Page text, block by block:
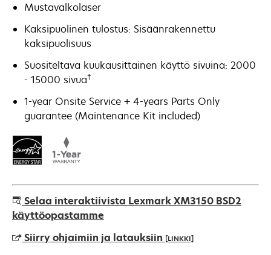
Mustavalkolaser
Kaksipuolinen tulostus: Sisäänrakennettu
kaksipuolisuus
Suositeltava kuukausittainen käyttö sivuina: 2000
- 15000 sivua†
1-year Onsite Service + 4-years Parts Only
guarantee (Maintenance Kit included)
Selaa interaktiivista Lexmark XM3150 BSD2
käyttöopastamme
Siirry ohjaimiin ja latauksiin [LINKKI]